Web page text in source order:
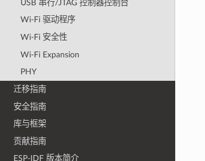
USB 串行/JTAG 控制器控制台
Wi-Fi 驱动程序
Wi-Fi 安全性
Wi-Fi Expansion
PHY
迁移指南
安全指南
库与框架
贡献指南
ESP-IDF 版本简介